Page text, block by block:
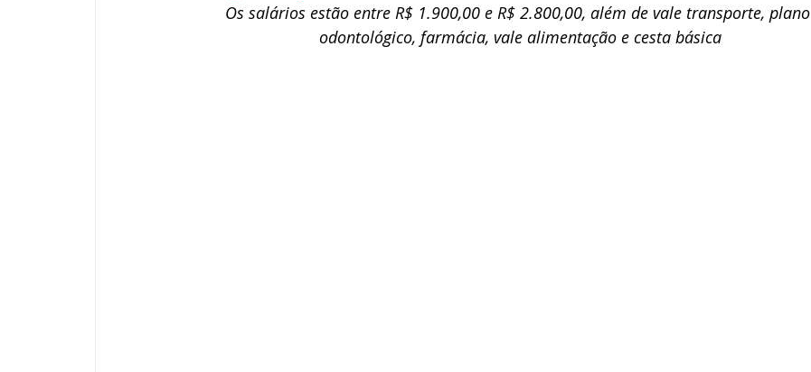
Transporte Assistência Social
Os salários estão entre R$ 1.900,00 e R$ 2.800,00, além de vale transporte, plano
odontológico, farmácia, vale alimentação e cesta básica